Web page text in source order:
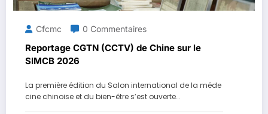
Cfcmc 0 Commentaires
Reportage CGTN (CCTV) de Chine sur le
SIMCB 2026
La première édition du Salon international de la méde
cine chinoise et du bien-être s’est ouverte…